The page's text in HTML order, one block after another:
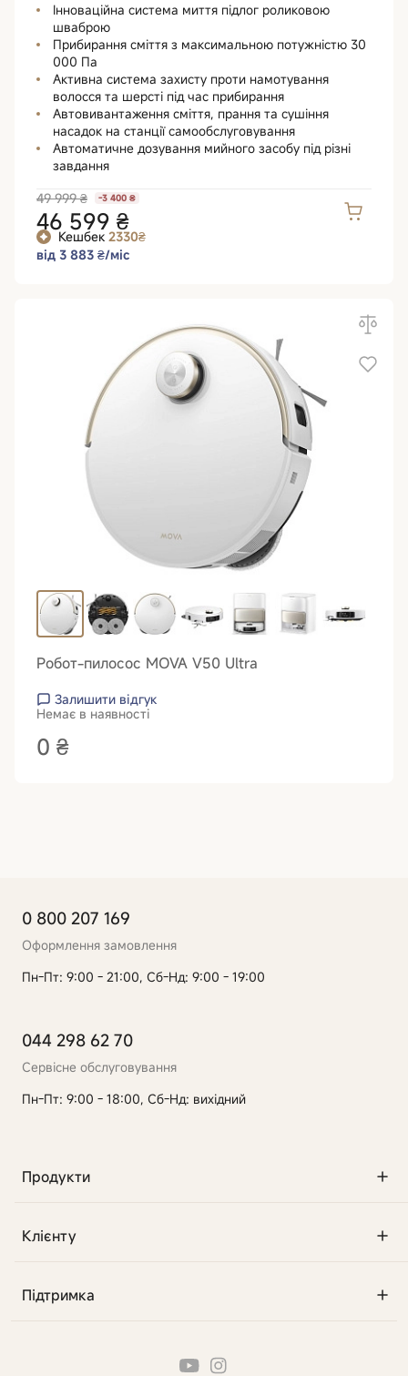
Інноваційна система миття підлог роликовою
шваброю
Прибирання сміття з максимальною потужністю 30
000 Па
Активна система захисту проти намотування
волосся та шерсті під час прибирання
Автовивантаження сміття, прання та сушіння
насадок на станції самообслуговування
Автоматичне дозування мийного засобу під різні
завдання
49 999 ₴
-3 400 ₴
46 599 ₴
Кешбек 2330₴
від 3 883 ₴/міс
Робот-пилосос MOVA V50 Ultra
Залишити відгук
Немає в наявності
0 ₴
Продукти
Клієнту
Підтримка
0 800 207 169
Оформлення замовлення
Пн-Пт: 9:00 - 21:00, Сб-Нд: 9:00 - 19:00
044 298 62 70
Сервісне обслуговування
Пн-Пт: 9:00 - 18:00, Сб-Нд: вихідний